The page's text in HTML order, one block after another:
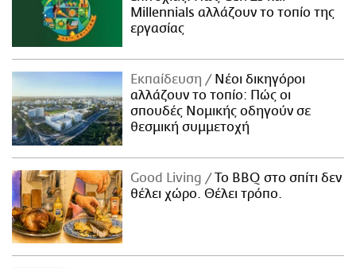
Millennials αλλάζουν το τοπίο της
εργασίας
Εκπαίδευση
Νέοι δικηγόροι
αλλάζουν το τοπίο: Πώς οι
σπουδές Νομικής οδηγούν σε
θεσμική συμμετοχή
Good Living
Το BBQ στο σπίτι δεν
θέλει χώρο. Θέλει τρόπο.